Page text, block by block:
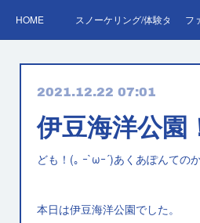
HOME スノーケリング/体験ダイビフ
ダイビング・スキルアップレッスン｜プー
AOW
プロへの第一歩！ダイブマスターご予約・お問い合
2021.12.22 07:01
伊豆海洋公園
ども！(｡ ｰ`ωｰ´)あくあぽんての
本日は伊豆海洋公園でした。